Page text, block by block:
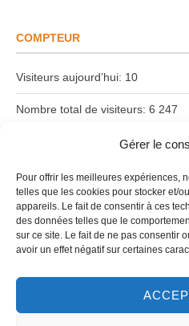
Gérer le
Pour offrir les meilleures expériences,
telles que les cookies pour stocker et/
appareils. Le fait de consentir à ces
des données telles que le
sur ce site. Le fait de ne pas consentir
avoir un effet négatif sur certaines
COMPTEUR
Visiteurs aujourd’hui: 10
Nombre total de visiteurs: 6 247
Date du dernier article:18 juin
Suivez-nous !